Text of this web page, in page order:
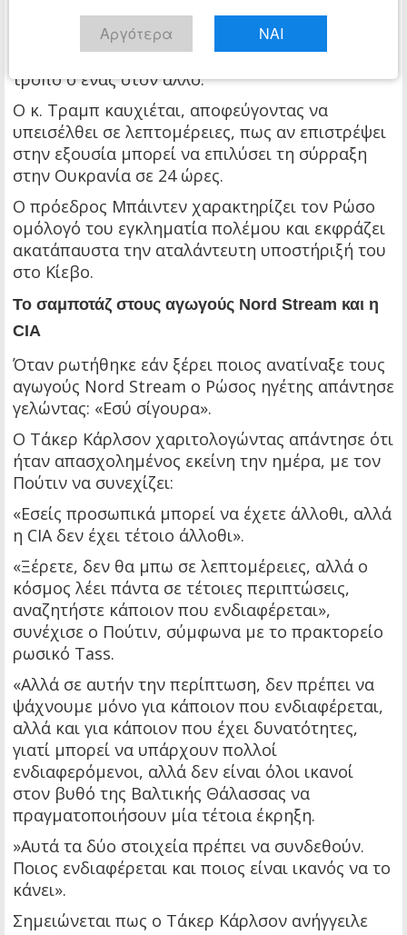
Ο κ. Τραμπ και ο κ. Πούτιν έχουν αναφερθεί
επανειλημμένα στο παρελθόν με κολακευτικό
τρόπο ο ένας στον άλλο.
Ο κ. Τραμπ καυχιέται, αποφεύγοντας να
υπεισέλθει σε λεπτομέρειες, πως αν επιστρέψει
στην εξουσία μπορεί να επιλύσει τη σύρραξη
στην Ουκρανία σε 24 ώρες.
Ο πρόεδρος Μπάιντεν χαρακτηρίζει τον Ρώσο
ομόλογό του εγκληματία πολέμου και εκφράζει
ακατάπαυστα την αταλάντευτη υποστήριξή του
στο Κίεβο.
Το σαμποτάζ στους αγωγούς Nord Stream και η
CIA
Όταν ρωτήθηκε εάν ξέρει ποιος ανατίναξε τους
αγωγούς Nord Stream ο Ρώσος ηγέτης απάντησε
γελώντας: «Εσύ σίγουρα».
Ο Τάκερ Κάρλσον χαριτολογώντας απάντησε ότι
ήταν απασχολημένος εκείνη την ημέρα, με τον
Πούτιν να συνεχίζει:
«Εσείς προσωπικά μπορεί να έχετε άλλοθι, αλλά
η CIA δεν έχει τέτοιο άλλοθι».
«Ξέρετε, δεν θα μπω σε λεπτομέρειες, αλλά ο
κόσμος λέει πάντα σε τέτοιες περιπτώσεις,
αναζητήστε κάποιον που ενδιαφέρεται»,
συνέχισε ο Πούτιν, σύμφωνα με το πρακτορείο
ρωσικό Tass.
«Αλλά σε αυτήν την περίπτωση, δεν πρέπει να
ψάχνουμε μόνο για κάποιον που ενδιαφέρεται,
αλλά και για κάποιον που έχει δυνατότητες,
γιατί μπορεί να υπάρχουν πολλοί
ενδιαφερόμενοι, αλλά δεν είναι όλοι ικανοί
στον βυθό της Βαλτικής Θάλασσας να
πραγματοποιήσουν μία τέτοια έκρηξη.
»Αυτά τα δύο στοιχεία πρέπει να συνδεθούν.
Ποιος ενδιαφέρεται και ποιος είναι ικανός να το
κάνει».
Σημειώνεται πως ο Τάκερ Κάρλσον ανήγγειλε
Αργότερα ΝΑΙ